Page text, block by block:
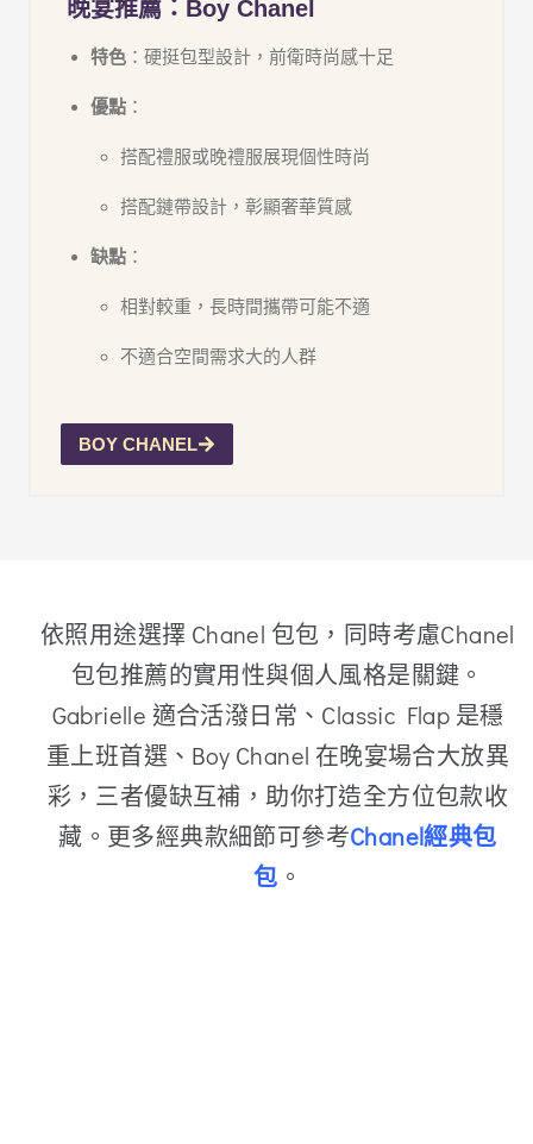
晚宴推薦：Boy Chanel
特色 ：硬挺包型設計，前衛時尚感十足
優點 ：
搭配禮服或晚禮服展現個性時尚
搭配鏈帶設計，彰顯奢華質感
缺點 ：
相對較重，長時間攜帶可能不適
不適合空間需求大的人群
BOY CHANEL
依照用途選擇 Chanel 包包，同時考慮Chanel
包包推薦的實用性與個人風格是關鍵。
Gabrielle 適合活潑日常、Classic Flap 是穩
重上班首選、Boy Chanel 在晚宴場合大放異
彩，三者優缺互補，助你打造全方位包款收
藏。更多經典款細節可參考Chanel經典包
包 。